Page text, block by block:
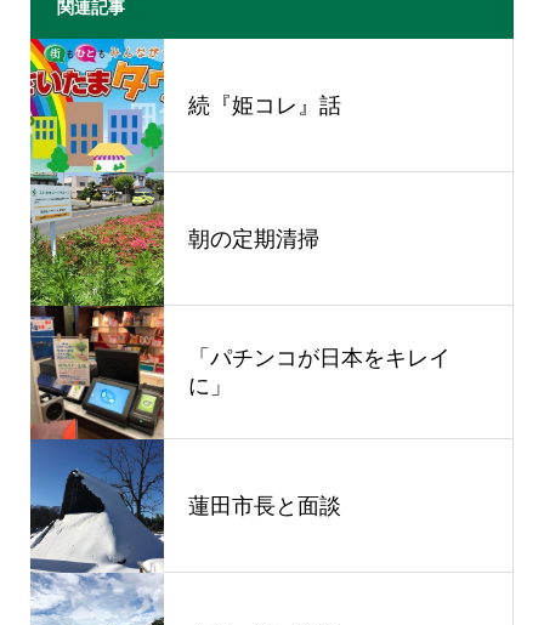
関連記事
続『姫コレ』話
朝の定期清掃
「パチンコが日本をキレイ
に」
蓮田市長と面談